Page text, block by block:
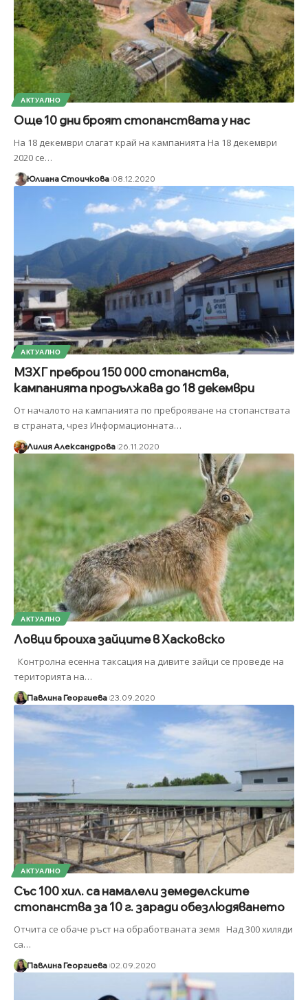
АКТУАЛНО
Още 10 дни броят стопанствата у нас
На 18 декември слагат край на кампанията На 18 декември
2020 се…
Юлиана Стоичкова 08.12.2020
АКТУАЛНО
МЗХГ преброи 150 000 стопанства,
кампанията продължава до 18 декември
От началото на кампанията по преброяване на стопанствата
в страната, чрез Информационната…
Лилия Александрова 26.11.2020
АКТУАЛНО
Ловци броиха зайците в Хасковско
Контролна есенна такса­ция на дивите зайци се про­веде на
територията на…
Павлина Георгиева 23.09.2020
АКТУАЛНО
Със 100 хил. са намалели земеделските
стопанства за 10 г. заради обезлюдяването
Отчита се обаче ръст на обработваната земя Над 300 хиляди
са…
Павлина Георгиева 02.09.2020